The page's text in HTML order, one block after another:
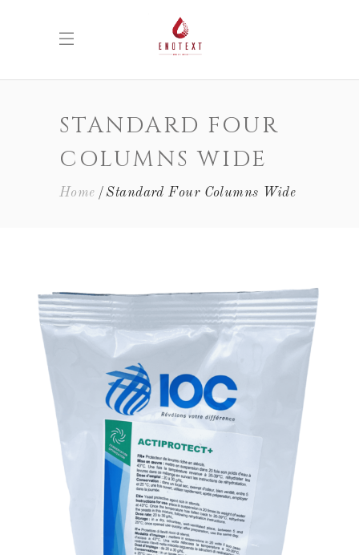
STANDARD FOUR
COLUMNS WIDE
Home Standard Four Columns Wide